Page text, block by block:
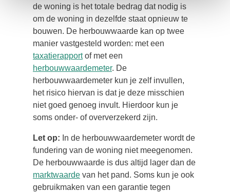
de woning is het totale bedrag dat nodig is
om de woning in dezelfde staat opnieuw te
bouwen. De herbouwwaarde kan op twee
manier vastgesteld worden: met een
taxatierapportof met een
herbouwwaardemeter. De
herbouwwaardemeter kun je zelf invullen,
het risico hiervan is dat je deze misschien
niet goed genoeg invult. Hierdoor kun je
soms onder- of oververzekerd zijn.
Let op: In de herbouwwaardemeter wordt de
fundering van de woning niet meegenomen.
De herbouwwaarde is dus altijd lager dan de
marktwaarde van het pand. Soms kun je ook
gebruikmaken van een garantie tegen